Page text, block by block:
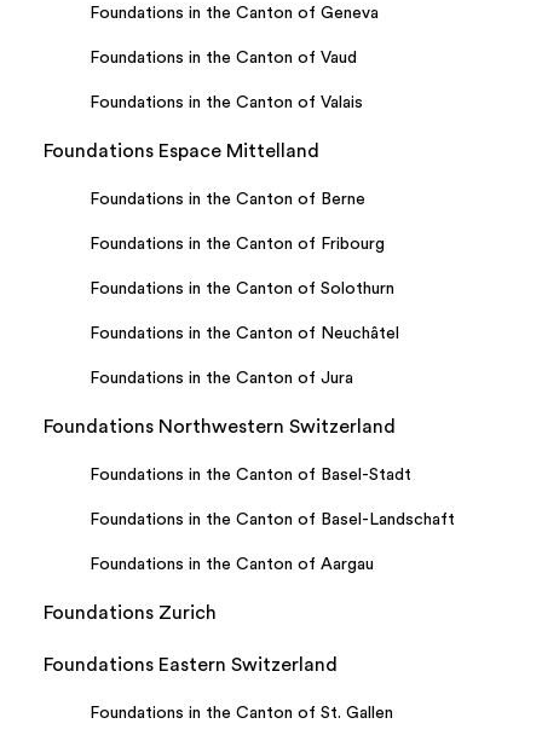
Foundations in the Canton of Geneva
Foundations in the Canton of Vaud
Foundations in the Canton of Valais
Foundations Espace Mittelland
Foundations in the Canton of Berne
Foundations in the Canton of Fribourg
Foundations in the Canton of Solothurn
Foundations in the Canton of Neuchâtel
Foundations in the Canton of Jura
Foundations Northwestern Switzerland
Foundations in the Canton of Basel-Stadt
Foundations in the Canton of Basel-Landschaft
Foundations in the Canton of Aargau
Foundations Zurich
Foundations Eastern Switzerland
Foundations in the Canton of St. Gallen